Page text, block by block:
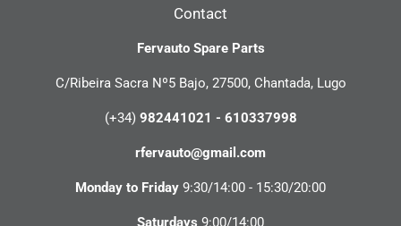
Contact
Fervauto Spare Parts
C/Ribeira Sacra Nº5 Bajo, 27500, Chantada, Lugo
(+34) 982441021 - 610337998
rfervauto@gmail.com
Monday to Friday 9:30/14:00 - 15:30/20:00
Saturdays 9:00/14:00